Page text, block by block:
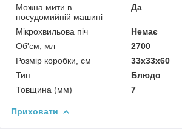
Можна мити в
посудомийній машині
Да
Мікрохвильова піч
Немає
Об'єм, мл
2700
Розмір коробки, см
33х33х60
Тип
Блюдо
Товщина (мм)
7
Приховати